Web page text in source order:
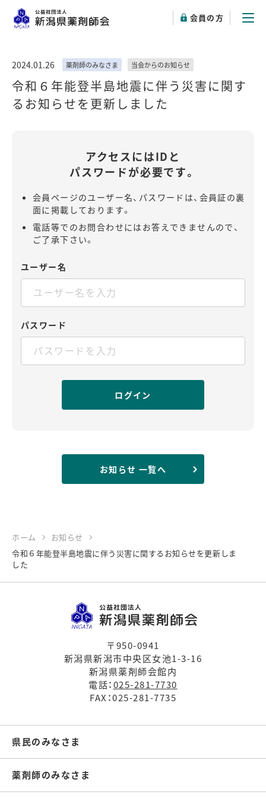
会員の方
令和６年能登半島地震に伴う災害に関す
るお知らせを更新しました
2024.01.26 薬剤師のみなさま 当会からのお知らせ
アクセスにはIDと
パスワードが必要です。
会員ページのユーザー名、パスワードは、会員証の裏
面に掲載しております。
電話等でのお問合わせにはお答えできませんので、
ご了承下さい。
ユーザー名
パスワード
お知らせ 一覧へ
ホーム
お知らせ
令和６年能登半島地震に伴う災害に関するお知らせを更新しま
した
〒950-0941
新潟県新潟市中央区女池1-3-16
新潟県薬剤師会館内
電話：025-281-7730
FAX：025-281-7735
県民のみなさま
薬剤師のみなさま